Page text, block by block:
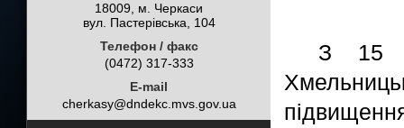
18009, м. Черкаси
вул. Пастерівська, 104
Телефон / факс
(0472) 317-333
E-mail
cherkasy@dndekc.mvs.gov.ua
З 15